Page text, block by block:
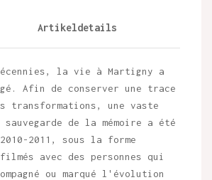
Artikeldetails
la vie à Martigny a
Afin de conserver une trace
transformations, une vaste
de la mémoire a été
2011, sous la forme
avec des personnes qui
ou marqué l'évolution